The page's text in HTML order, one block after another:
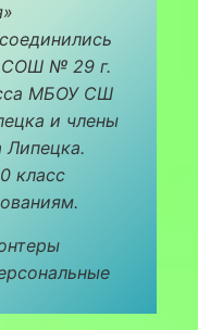
СОШ № 29 г.
МБОУ СШ
и члены
класс